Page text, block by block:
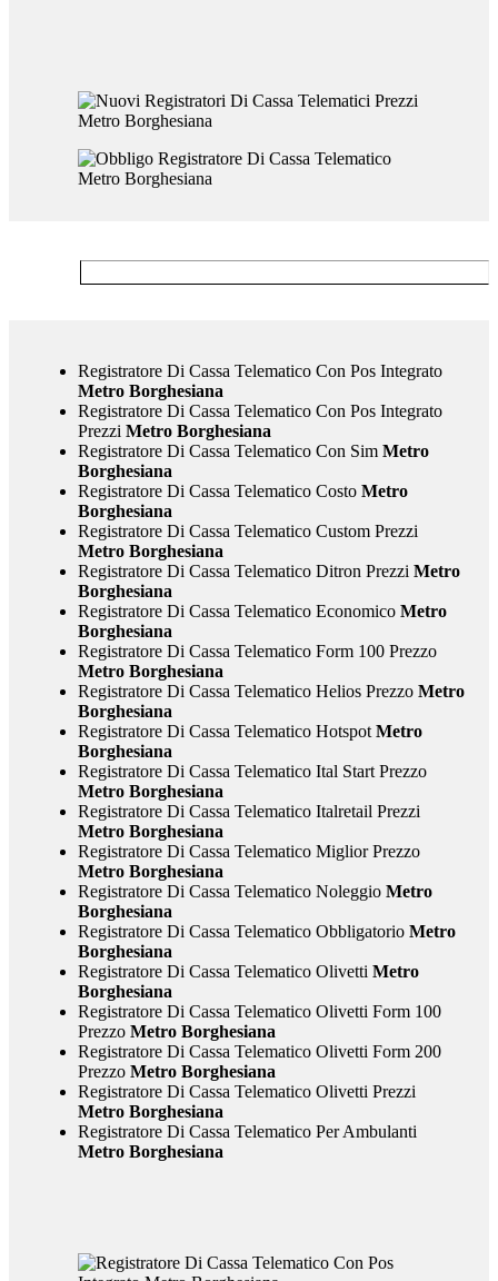
Registratore Di Cassa Telematico Con Pos Integrato
Metro Borghesiana
Registratore Di Cassa Telematico Con Pos Integrato
PrezziMetro Borghesiana
Registratore Di Cassa Telematico Con SimMetro
Borghesiana
Registratore Di Cassa Telematico CostoMetro
Borghesiana
Registratore Di Cassa Telematico Custom Prezzi
Metro Borghesiana
Registratore Di Cassa Telematico Ditron PrezziMetro
Borghesiana
Registratore Di Cassa Telematico EconomicoMetro
Borghesiana
Registratore Di Cassa Telematico Form 100 Prezzo
Metro Borghesiana
Registratore Di Cassa Telematico Helios PrezzoMetro
Borghesiana
Registratore Di Cassa Telematico HotspotMetro
Borghesiana
Registratore Di Cassa Telematico Ital Start Prezzo
Metro Borghesiana
Registratore Di Cassa Telematico Italretail Prezzi
Metro Borghesiana
Registratore Di Cassa Telematico Miglior Prezzo
Metro Borghesiana
Registratore Di Cassa Telematico NoleggioMetro
Borghesiana
Registratore Di Cassa Telematico ObbligatorioMetro
Borghesiana
Registratore Di Cassa Telematico OlivettiMetro
Borghesiana
Registratore Di Cassa Telematico Olivetti Form 100
PrezzoMetro Borghesiana
Registratore Di Cassa Telematico Olivetti Form 200
PrezzoMetro Borghesiana
Registratore Di Cassa Telematico Olivetti Prezzi
Metro Borghesiana
Registratore Di Cassa Telematico Per Ambulanti
Metro Borghesiana